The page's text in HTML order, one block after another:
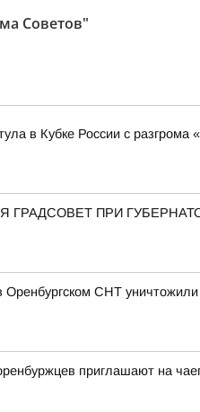
Советов"
в Кубке России с разгрома
ГРАДСОВЕТ ПРИ
СНТ уничтожили
приглашают на